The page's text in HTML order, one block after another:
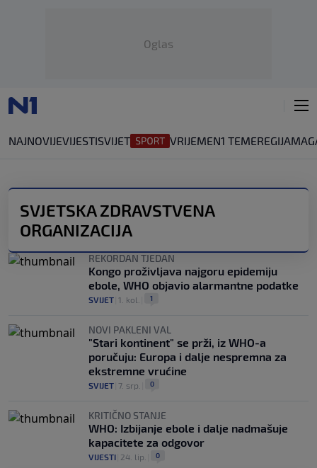
Oglas
NAJNOVIJEVIJESTISVIJET VRIJEMEN1 TEMEREGIJA
SVJETSKA ZDRAVSTVENA
ORGANIZACIJA
REKORDAN TJEDAN
Kongo proživljava najgoru epidemiju
ebole, WHO objavio alarmantne podatke
SVIJET 1. kol. 1
NOVI PAKLENI VAL
"Stari kontinent" se prži, iz WHO-a
poručuju: Europa i dalje nespremna za
ekstremne vrućine
SVIJET 7. srp. 0
KRITIČNO STANJE
WHO: Izbijanje ebole i dalje nadmašuje
kapacitete za odgovor
VIJESTI 24. lip. 0